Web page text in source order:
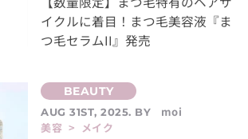
イクルに着目！まつ毛美容液『ま
つ毛セラムII』発売
AUG 31ST, 2025. BY
moi
美容 > メイク